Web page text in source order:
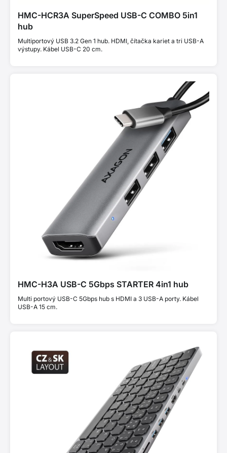
HMC-HCR3A SuperSpeed USB-C COMBO 5in1
hub
Multiportový USB 3.2 Gen 1 hub. HDMI, čítačka kariet a tri USB-A
výstupy. Kábel USB-C 20 cm.
HMC-H3A USB-C 5Gbps STARTER 4in1 hub
Multi portový USB-C 5Gbps hub s HDMI a 3 USB-A porty. Kábel
USB-A 15 cm.